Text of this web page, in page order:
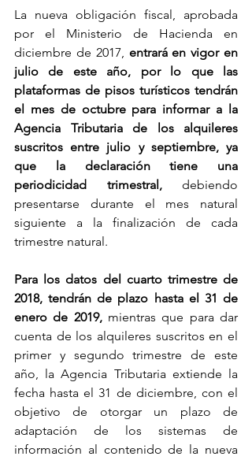
La nueva obligación fiscal, aprobada
por el Ministerio de Hacienda en
diciembre de 2017, entrará en vigor en
julio de este año, por lo que las
plataformas de pisos turísticos tendrán
el mes de octubre para informar a la
Agencia Tributaria de los alquileres
suscritos entre julio y septiembre, ya
que la declaración tiene una
periodicidad trimestral, debiendo
presentarse durante el mes natural
siguiente a la finalización de cada
trimestre natural.
Para los datos del cuarto trimestre de
2018, tendrán de plazo hasta el 31 de
enero de 2019, mientras que para dar
cuenta de los alquileres suscritos en el
primer y segundo trimestre de este
año, la Agencia Tributaria extiende la
fecha hasta el 31 de diciembre, con el
objetivo de otorgar un plazo de
adaptación de los sistemas de
información al contenido de la nueva